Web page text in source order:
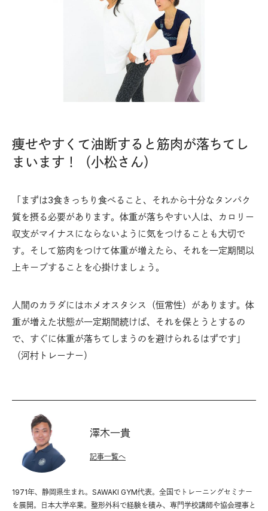
痩せやすくて油断すると筋肉が落ちてし
まいます！（小松さん）
「まずは3食きっちり食べること、それから十分なタンパク
質を摂る必要があります。体重が落ちやすい人は、カロリー
収支がマイナスにならないように気をつけることも大切で
す。そして筋肉をつけて体重が増えたら、それを一定期間以
上キープすることを心掛けましょう。
人間のカラダにはホメオスタシス（恒常性）があります。体
重が増えた状態が一定期間続けば、それを保とうとするの
で、すぐに体重が落ちてしまうのを避けられるはずです」
（河村トレーナー）
澤木一貴
1971年、静岡県生まれ。SAWAKI GYM代表。全国でトレーニングセミナー
を展開。日本大学卒業。整形外科で経験を積み、専門学校講師や協会理事と
記事一覧へ